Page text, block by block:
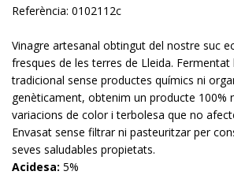
Referència: 0102112c
Vinagre artesanal obtingut del nostre suc
fresques de les terres de Lleida.
tradicional sense productes químics ni
genèticament, obtenim un producte 100%
variacions de color i terbolesa que no
Envasat sense filtrar ni pasteuritzar per
seves saludables propietats.
Acidesa: 5%